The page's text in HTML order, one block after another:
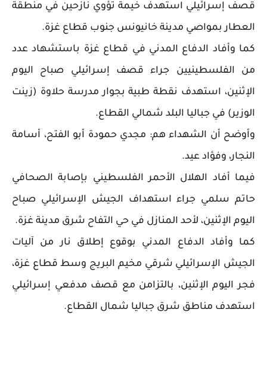
قصف إسرائيلي استهدف خيمة تؤوي نازحين في منطقة
العطار بمواصي مدينة خانيونس جنوب قطاع غزة.
كما وأفاد الدفاع المدني في قطاع غزة باستشهاد عدد
من الفلسطينيين جراء قصف إسرائيلي صباح اليوم
الإثنين، استهدف نقطة طبية بجوار مدرسة حلاوة (زينت
الوزير) في جباليا البلد شمالي القطاع.
وأوضح أن الشهداء هم: مجدي حمودة أبو الفتح، أسامة
النجار، وفؤاد عيد.
فيما أفاد الهلال الأحمر الفلسطيني بإصابة الصحافي
حاتم سلمي جراء استهداف الجيش الإسرائيلي صباح
اليوم الإثنين، لأحد المنازل في حي التفاح شرق مدينة غزة.
كما وأفاد الدفاع المدني بوقوع إطلاق نار من آليات
الجيش الإسرائيلي شرقي مخيم البريج وسط قطاع غزة،
فجر اليوم الإثنين، بالتزامن مع قصف مدفعي إسرائيلي
استهدف مناطق شرق جباليا شمال القطاع.